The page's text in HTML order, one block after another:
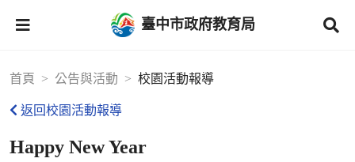
臺中市政府教育局
首頁 公告與活動 校園活動報導
返回校園活動報導
Happy New Year